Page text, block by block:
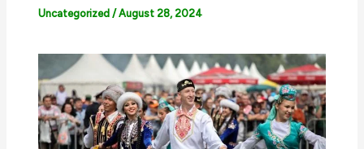
Uncategorized /August 28, 2024